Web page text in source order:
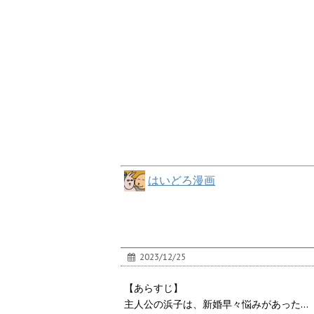
はいどろ漫画
2023/12/25
【あらすじ】
主人公の浜子は、新婚早々悩みがあった…